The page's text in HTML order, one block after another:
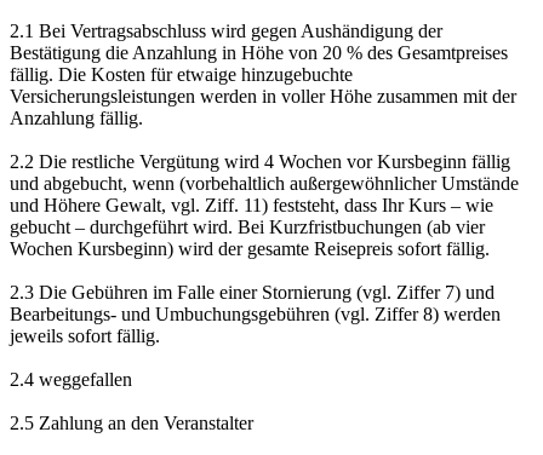
2.1 Bei Vertragsabschluss wird gegen Aushändigung der
Bestätigung die Anzahlung in Höhe von 20 % des Gesamtpreises
fällig. Die Kosten für etwaige hinzugebuchte
Versicherungsleistungen werden in voller Höhe zusammen mit der
Anzahlung fällig.
2.2 Die restliche Vergütung wird 4 Wochen vor Kursbeginn fällig
und abgebucht, wenn (vorbehaltlich außergewöhnlicher Umstände
und Höhere Gewalt, vgl. Ziff. 11) feststeht, dass Ihr Kurs – wie
gebucht – durchgeführt wird. Bei Kurzfristbuchungen (ab vier
Wochen Kursbeginn) wird der gesamte Reisepreis sofort fällig.
2.3 Die Gebühren im Falle einer Stornierung (vgl. Ziffer 7) und
Bearbeitungs- und Umbuchungsgebühren (vgl. Ziffer 8) werden
jeweils sofort fällig.
2.4 weggefallen
2.5 Zahlung an den Veranstalter